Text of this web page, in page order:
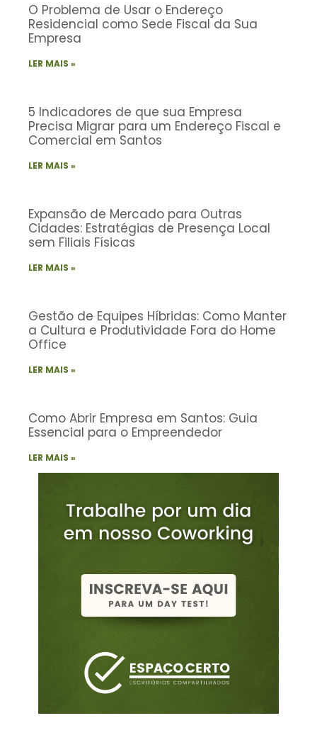
O Problema de Usar o Endereço
Residencial como Sede Fiscal da Sua
Empresa
LER MAIS »
5 Indicadores de que sua Empresa
Precisa Migrar para um Endereço Fiscal e
Comercial em Santos
LER MAIS »
Expansão de Mercado para Outras
Cidades: Estratégias de Presença Local
sem Filiais Físicas
LER MAIS »
Gestão de Equipes Híbridas: Como Manter
a Cultura e Produtividade Fora do Home
Office
LER MAIS »
Como Abrir Empresa em Santos: Guia
Essencial para o Empreendedor
LER MAIS »